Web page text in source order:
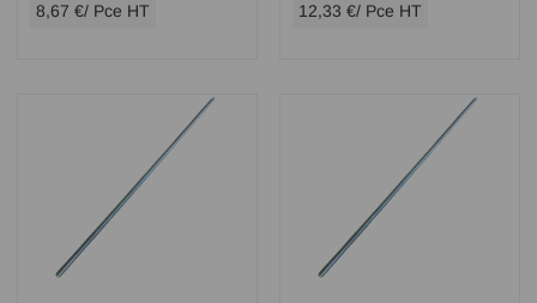
8,67 €/ Pce HT
12,33 €/ Pce HT